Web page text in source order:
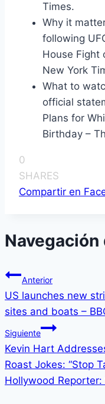
Times.
Why it
following
House Fight
New York
What to
official
Plans for
Birthday –
0
SHARES
Compartir en
Anterior
US launches new
sites and boats –
Siguiente
Kevin Hart
Roast Jokes: “Stop
Hollywood